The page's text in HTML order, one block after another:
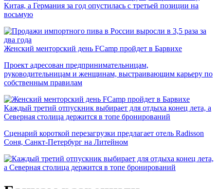
Китая, а Германия за год опустилась с третьей позиции на
восьмую
Женский менторский день FCamp пройдет в Барвихе
Проект адресован предпринимательницам,
руководительницам и женщинам, выстраивающим карьеру по
собственным правилам
Каждый третий отпускник выбирает для отдыха конец лета, а
Северная столица держится в топе бронирований
Сценарий короткой перезагрузки предлагает отель Radisson
Соня, Санкт-Петербург на Литейном